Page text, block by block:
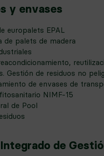
y envases
europalets EPAL
de palets de madera
Gestión de residuos no
de envases de
NIMF-15
de Pool
de